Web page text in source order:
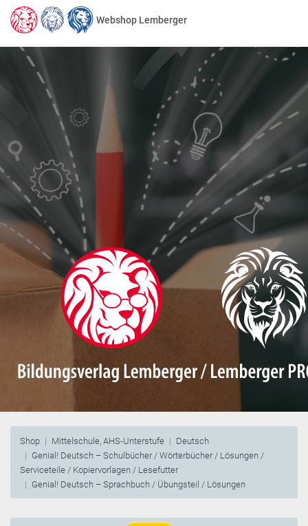
Webshop Lemberger
Shop Mittelschule, AHS-Unterstufe
Deutsch
Genial! Deutsch – Schulbücher / Wörterbücher / Lösungen /
Serviceteile / Kopiervorlagen / Lesefutter
Genial! Deutsch – Sprachbuch / Übungsteil / Lösungen